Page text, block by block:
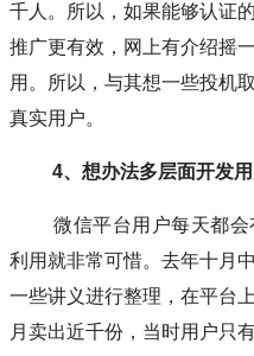
千人。所以，如果能够认证
推广更有效，网上有介绍摇
用。所以，与其想一些投机
真实用户。
4、想办法多层面开发用
微信平台用户每天都会
利用就非常可惜。去年十月
一些讲义进行整理，在平台
月卖出近千份，当时用户只